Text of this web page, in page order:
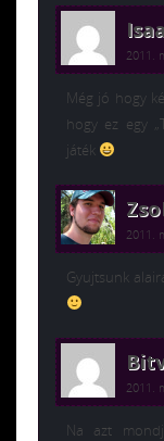
2011.
Még jó hogy
hogy ez egy
játék
2011.
Gyujtsunk
2011.
Na azt